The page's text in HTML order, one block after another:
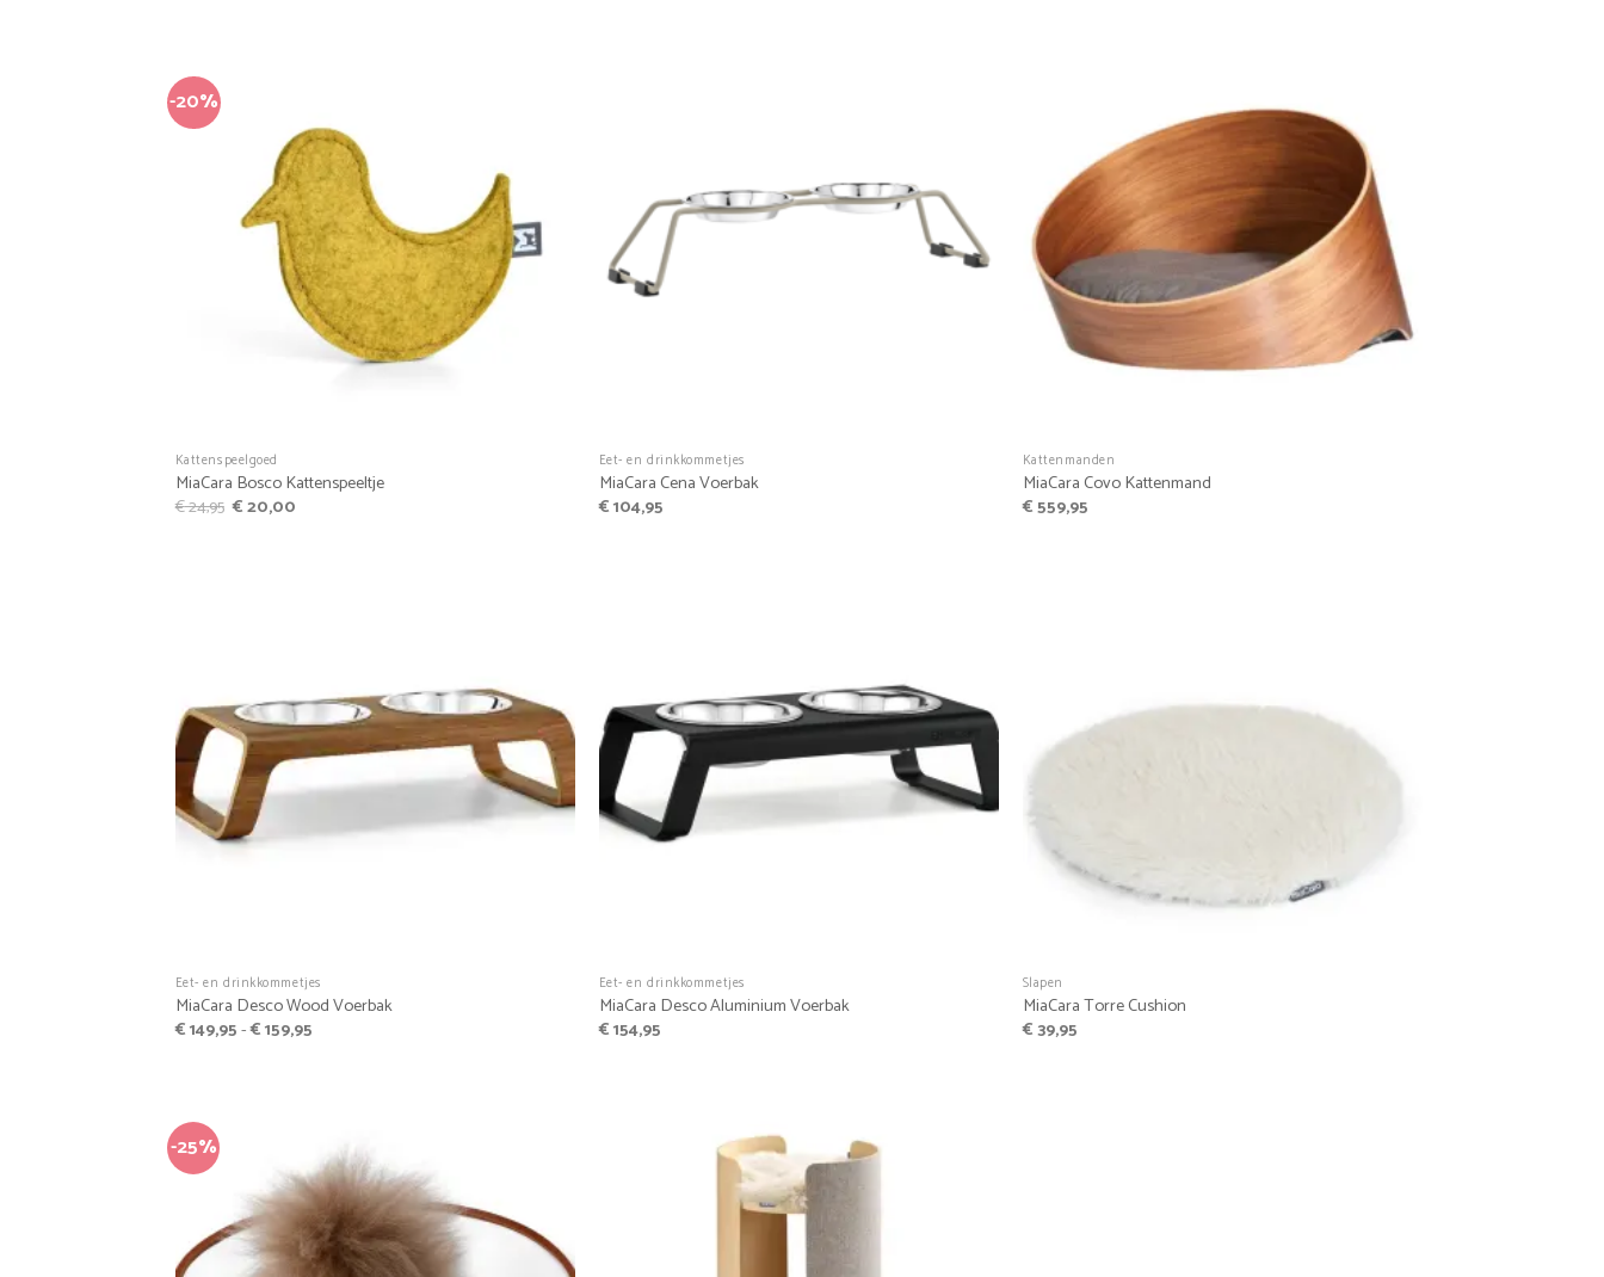
-20%
Kattenspeelgoed
MiaCara Bosco Kattenspeeltje
€24,95 Oorspronkelijke
€20,00
Eet- en drinkkommetjes
MiaCara Cena Voerbak
€104,95
Kattenmanden
MiaCara Covo Kattenmand
€559,95
Eet- en drinkkommetjes
MiaCara Desco Wood Voerbak
€149,95-€159,95Prijsklasse:
Eet- en drinkkommetjes
MiaCara Desco Aluminium Voerbak
€154,95
Slapen
MiaCara Torre Cushion
€39,95
-25%